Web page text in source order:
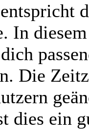
In
Die
dies ein